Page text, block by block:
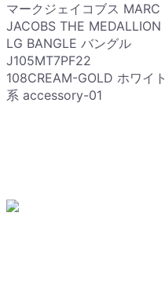
マークジェイコブス MARC
JACOBS THE MEDALLION
LG BANGLE バングル
J105MT7PF22
108CREAM-GOLD ホワイト
系 accessory-01